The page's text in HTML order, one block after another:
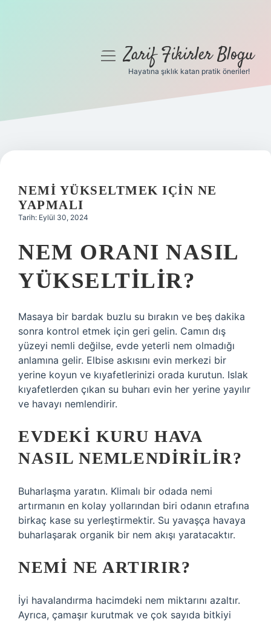
Gizlilik Politikası
Yasal Uyarı
menüyüZarif Fikirler Blogu
Hayatına şıklık katan pratik öneriler!
NEMI YÜKSELTMEK IÇIN NE
YAPMALI
Tarih: Eylül 30, 2024
NEM ORANI NASIL
YÜKSELTILIR?
Masaya bir bardak buzlu su bırakın ve beş dakika
sonra kontrol etmek için geri gelin. Camın dış
yüzeyi nemli değilse, evde yeterli nem olmadığı
anlamına gelir. Elbise askısını evin merkezi bir
yerine koyun ve kıyafetlerinizi orada kurutun. Islak
kıyafetlerden çıkan su buharı evin her yerine yayılır
ve havayı nemlendirir.
EVDEKI KURU HAVA
NASIL NEMLENDIRILIR?
Buharlaşma yaratın. Klimalı bir odada nemi
artırmanın en kolay yollarından biri odanın etrafına
birkaç kase su yerleştirmektir. Su yavaşça havaya
buharlaşarak organik bir nem akışı yaratacaktır.
NEMI NE ARTIRIR?
İyi havalandırma hacimdeki nem miktarını azaltır.
Ayrıca, çamaşır kurutmak ve çok sayıda bitkiyi